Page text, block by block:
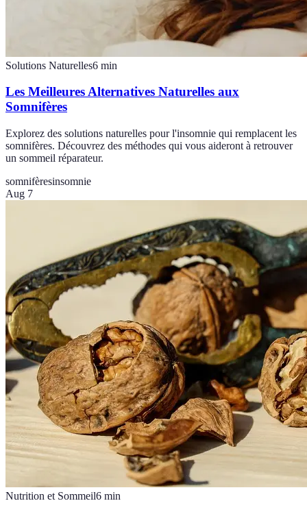
Solutions Naturelles6 min
Les Meilleures Alternatives Naturelles aux
Somnifères
Explorez des solutions naturelles pour l'insomnie qui remplacent les
somnifères. Découvrez des méthodes qui vous aideront à retrouver
un sommeil réparateur.
somnifèresinsomnie
Aug 7
Nutrition et Sommeil6 min